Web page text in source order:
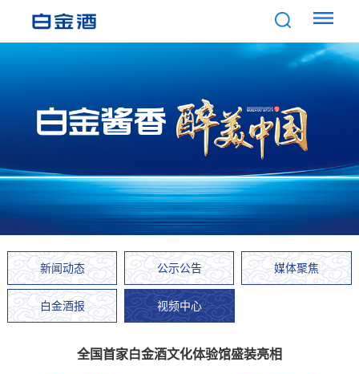
新闻动态 公示公告 媒体聚焦
白金酒报 视频中心
视频中心
全国首家白金酒文化体验馆盛装亮相